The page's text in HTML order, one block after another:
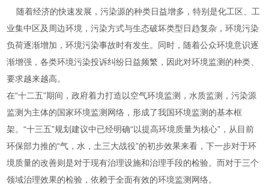
随着经济的快速发展，污染源的种类日益增多，特别是化工区、工
业集中区及周边环境，污染方式与生态破坏类型日趋复杂，环境污染
负荷逐渐增加，环境污染事故时有发生。同时，随着公众环境意识逐
渐增强，各类环境污染投诉纠纷日益频繁，因此对环境监测的种类、
要求越来越高。
在“十二五”期间，政府着力打造以空气环境监测，水质监测，污染源
监测为主体的国家环境监测网络，形成了我国环境监测的基本框
架。“十三五”规划建议中已经明确“以提高环境质量为核心”，从目前
环保部力推的“气，水，土三大战役”的初步效果来看，下一步对于环
境质量的改善则是对于现有治理设施和治理手段的检验。而对于三个
领域治理效果的检验，依赖于全面有效的环境监测网络。